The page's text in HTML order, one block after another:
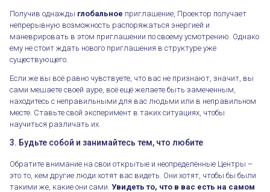
Получив однажды глобальное приглашение, Проектор получает
непрерывную возможность распоряжаться энергией и
маневрировать в этом приглашении по своему усмотрению. Однако
ему не стоит ждать нового приглашения в структуре уже
существующего.
Если же вы всё равно чувствуете, что вас не признают, значит, вы
сами мешаете своей ауре, всё ещё желаете быть замеченным,
находитесь с неправильными для вас людьми или в неправильном
месте. Ставьте свой эксперимент в таких ситуациях, чтобы
научиться различать их.
3. Будьте собой и занимайтесь тем, что любите
Обратите внимание на свои открытые и неопределённые Центры –
это то, кем другие люди хотят вас видеть. Они хотят, чтобы бы были
такими же, какие они сами. Увидеть то, что в вас есть на самом